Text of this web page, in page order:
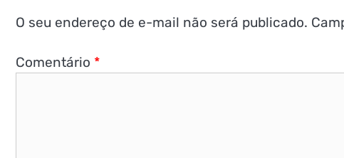
O seu endereço de e-mail não será publicado.
Comentário *